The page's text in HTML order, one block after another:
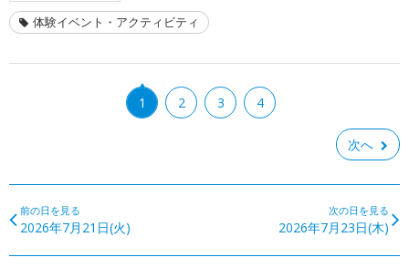
体験イベント・アクティビティ
1 2 3 4
次へ
前の日を見る
2026年7月21日(火)
次の日を見る
2026年7月23日(木)